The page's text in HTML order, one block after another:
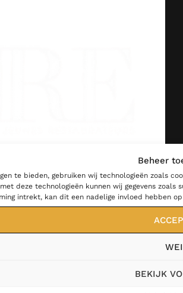
Beheer
te bieden, gebruiken wij technologieën zoals
deze technologieën kunnen wij gegevens
intrekt, kan dit een nadelige invloed hebben
BEKIJK